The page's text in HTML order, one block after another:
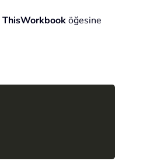
ThisWorkbooköğesine